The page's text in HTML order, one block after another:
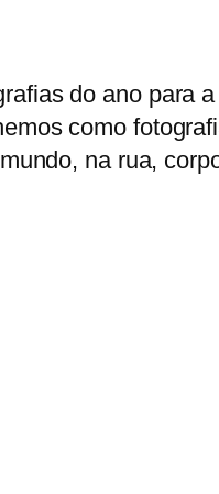
do ano para
como
na rua,